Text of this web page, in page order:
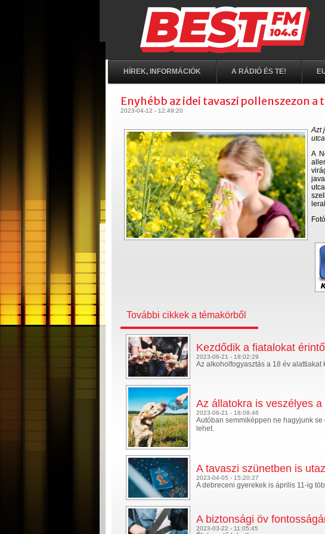
HÍREK, INFORMÁCIÓK A RÁDIÓ ÉS TE!
Enyhébb az idei tavaszi pollenszezon a
2023-04-12 - 12:49:20
Azt
A
További cikkek a témakörből
Kezdődik a fiatalokat
2023-06-21 - 18:02:29
Az alkoholfogyasztás a 18 év
Az állatokra is veszélyes a
2023-06-21 - 18:08:46
Autóban semmiképpen ne hagyjunk
lehet.
A tavaszi szünetben is
2023-04-05 - 15:20:27
A debreceni gyerekek is április 11-ig
A biztonsági öv
2023-03-22 - 11:05:45